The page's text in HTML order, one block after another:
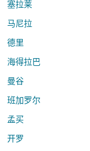
塞拉莱
马尼拉
德里
海得拉巴
曼谷
班加罗尔
孟买
开罗